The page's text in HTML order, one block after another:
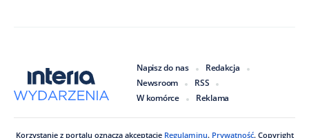
Napisz do nas
Redakcja
Newsroom
RSS
W komórce
Reklama
Korzystanie z portalu oznacza akceptację Regulaminu. Prywatność. Copyright